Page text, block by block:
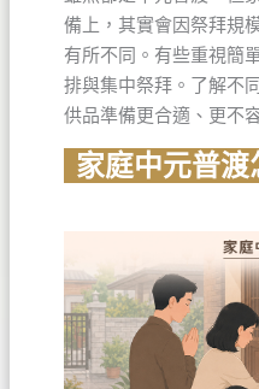
備上，其實會因祭拜規
有所不同。有些重視簡
排與集中祭拜。了解不
供品準備更合適、更不
家庭中元普渡